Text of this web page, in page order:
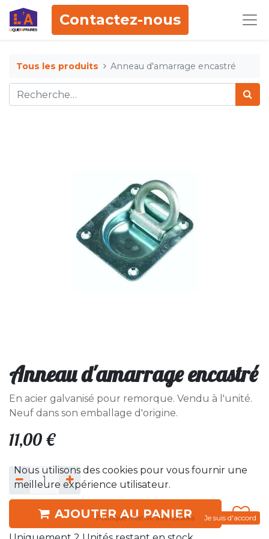
Contactez-nous
Tous les produits Anneau d'amarrage encastré
Anneau d'amarrage encastré
En acier galvanisé pour remorque. Vendu à l'unité.
Neuf dans son emballage d'origine.
11,00 €
AJOUTER AU PANIER
Nous utilisons des cookies pour vous fournir une
meilleure expérience utilisateur.
Politique relative aux cookies Je suis d'accord